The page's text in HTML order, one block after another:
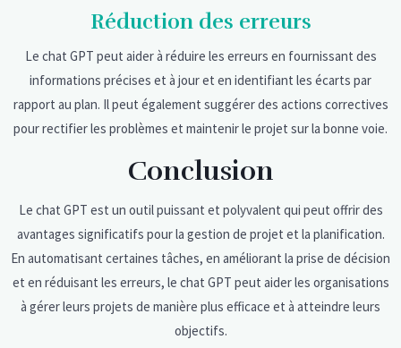
Réduction des erreurs
Le chat GPT peut aider à réduire les erreurs en fournissant des
informations précises et à jour et en identifiant les écarts par
rapport au plan. Il peut également suggérer des actions correctives
pour rectifier les problèmes et maintenir le projet sur la bonne voie.
Conclusion
Le chat GPT est un outil puissant et polyvalent qui peut offrir des
avantages significatifs pour la gestion de projet et la planification.
En automatisant certaines tâches, en améliorant la prise de décision
et en réduisant les erreurs, le chat GPT peut aider les organisations
à gérer leurs projets de manière plus efficace et à atteindre leurs
objectifs.